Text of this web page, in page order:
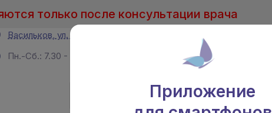
только после консультации врача
Васильков, ул. Соборная, 66, Киевская обл.
Пн.-Сб.: 7.30 - 20.00 Вс.: 9.00 - 20.00
Приложение